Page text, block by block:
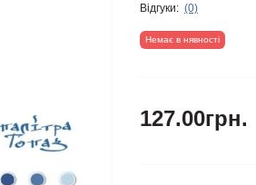
Відгуки: (0)
Немає в нявності
127.00грн.